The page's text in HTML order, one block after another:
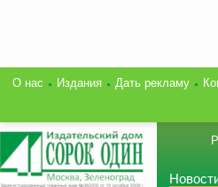
О нас Издания Дать рекламу